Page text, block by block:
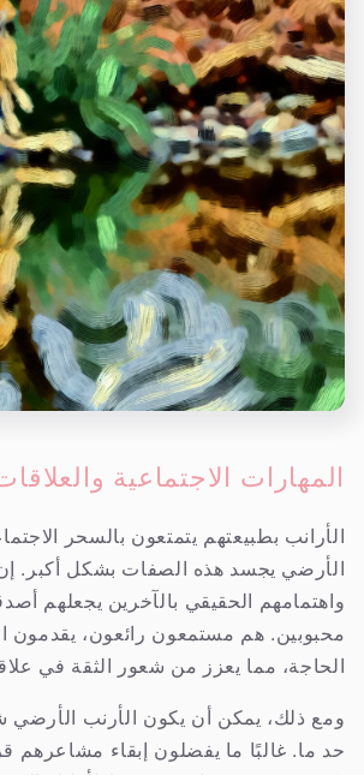
المهارات الاجتماعية
الأرانب بطبيعتهم يتمتعون بالسحر
الأرضي يجسد هذه الصفات بشكل أكبر.
واهتمامهم الحقيقي بالآخرين يجعلهم
محبوبين. هم مستمعون رائعون، يقدمون
الحاجة، مما يعزز من شعور الثقة في
ومع ذلك، يمكن أن يكون الأرنب
حد ما. غالبًا ما يفضلون إبقاء مشاعرهم